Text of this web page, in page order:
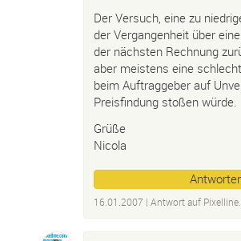
Der Versuch, eine zu
der Vergangenheit über
der nächsten Rechnung
aber meistens eine
beim Auftraggeber auf
Preisfindung stoßen würde.
Grüße
Nicola
16.01.2007 | Antwort auf Pixelline.